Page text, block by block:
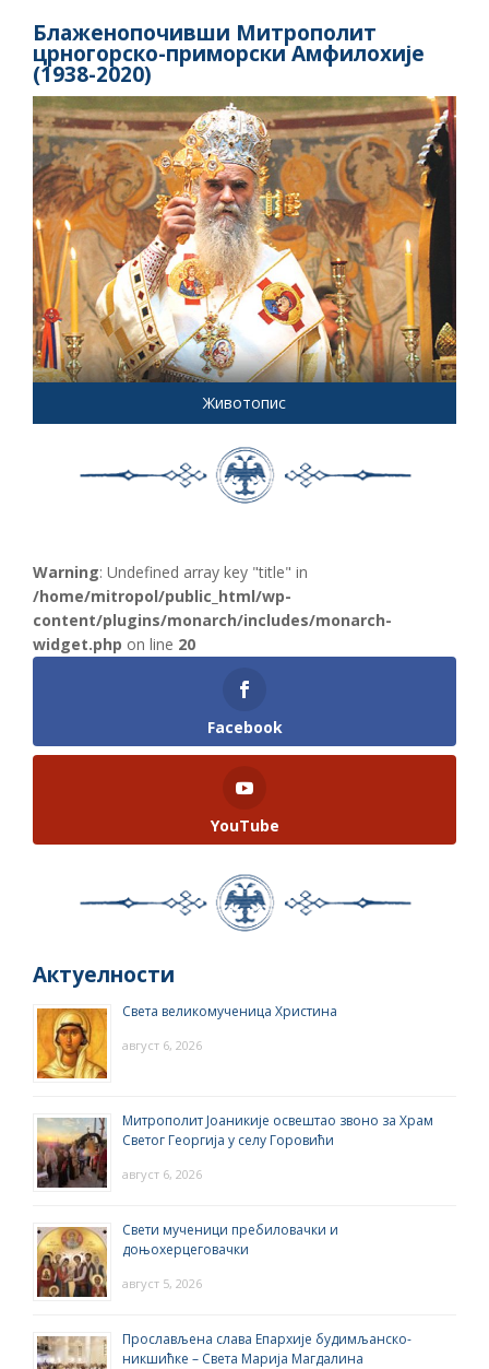
Блаженопочивши Митрополит
црногорско-приморски Амфилохије
(1938-2020)
Животопис
Warning: Undefined array key "title" in
/home/mitropol/public_html/wp-
content/plugins/monarch/includes/monarch-
widget.php on line 20
Facebook
YouTube
Актуелности
Света великомученица Христина
август 6, 2026
Митрополит Јоаникије освештао звоно за Храм
Светог Георгија у селу Горовићи
август 6, 2026
Свети мученици пребиловачки и
доњохерцеговачки
август 5, 2026
Прослављена слава Епархије будимљанско-
никшићке – Света Марија Магдалина